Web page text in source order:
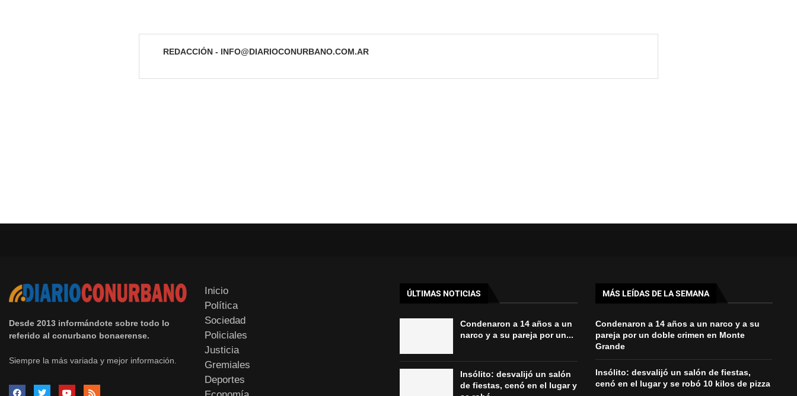
REDACCIÓN - INFO@DIARIOCONURBANO.COM.AR
Desde 2013 informándote sobre todo lo
referido al conurbano bonaerense.
Siempre la más variada y mejor información.
Inicio
Política
Sociedad
Policiales
Justicia
Gremiales
Deportes
ÚLTIMAS NOTICIAS
Condenaron a 14 años a un
narco y a su pareja por un...
Insólito: desvalijó un salón
de fiestas, cenó en el lugar y
MÁS LEÍDAS DE LA SEMANA
Condenaron a 14 años a un narco y a su
pareja por un doble crimen en Monte
Grande
Insólito: desvalijó un salón de fiestas,
cenó en el lugar y se robó 10 kilos de pizza